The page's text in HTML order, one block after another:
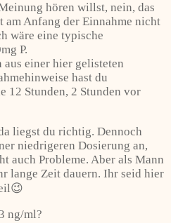
hören willst, nein, das
am Anfang der Einnahme nicht
wäre eine typische
P.
aus einer hier gelisteten
hast du
12 Stunden, 2 Stunden vor
liegst du richtig. Dennoch
niedrigeren Dosierung an,
auch Probleme. Aber als Mann
lange Zeit dauern. Ihr seid hier
ng/ml?